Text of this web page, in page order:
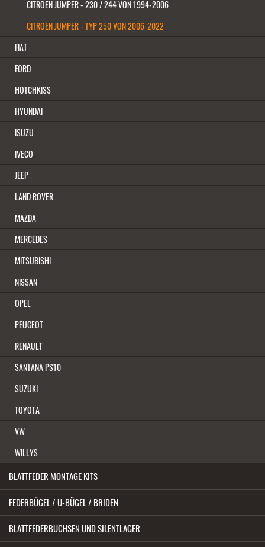
ZWEI BLATTFEDERN HEAVY DUTY FÜR CITROEN JUMPER TYP 250 MIT 2
PRODUKTE:
EINE BLATTFEDER FÜR CITROEN JUMPER TYP 250 MIT 1 LAGE,
CITROEN JUMPER - 230 / 244 VON 1994-2006
CITROEN JUMPER - TYP 250 VON 2006-2022
FIAT
FORD
HOTCHKISS
HYUNDAI
ISUZU
IVECO
JEEP
LAND ROVER
MAZDA
MERCEDES
MITSUBISHI
NISSAN
OPEL
PEUGEOT
RENAULT
SANTANA PS10
SUZUKI
TOYOTA
VW
WILLYS
BLATTFEDER MONTAGE KITS
FEDERBÜGEL / U-BÜGEL / BRIDEN
BLATTFEDERBUCHSEN UND SILENTLAGER